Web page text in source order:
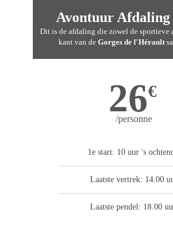
Avontuur Afdaling
Dit is de afdaling die zowel de sportieve
kant van de Gorges de l'Hérault
26€
/personne
1e start: 10 uur 's
Laatste vertrek: 14.00
Laatste pendel: 18.00